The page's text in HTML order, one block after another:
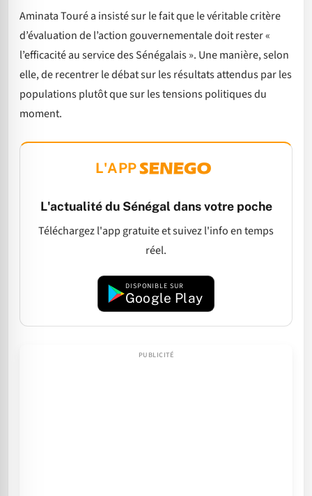
Aminata Touré a insisté sur le fait que le véritable critère
d’évaluation de l’action gouvernementale doit rester «
l’efficacité au service des Sénégalais ». Une manière, selon
elle, de recentrer le débat sur les résultats attendus par les
populations plutôt que sur les tensions politiques du
moment.
L'APP
L'actualité du Sénégal dans votre poche
Téléchargez l'app gratuite et suivez l'info en temps
réel.
DISPONIBLE SUR
Google Play